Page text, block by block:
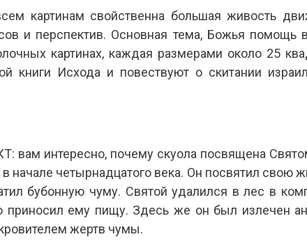
картинам свойственна большая живость
и перспектив. Основная тема, Божья
картинах, каждая размерами около 25
книги Исхода и повествуют о скитании
интересно, почему скуола посвящена
начале четырнадцатого века. Он посвятил свою
бубонную чуму. Святой удалился в лес в
приносил ему пищу. Здесь же он был излечен
жертв чумы.